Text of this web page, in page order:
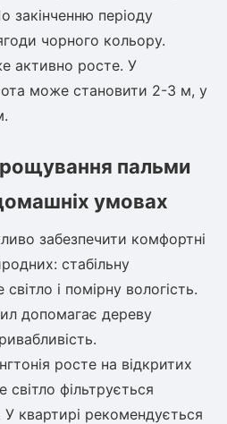
закінченню періоду
чорного кольору.
активно росте. У
може становити 2-3 м, у
пальми
умовах
забезпечити комфортні
стабільну
і помірну вологість.
допомагає дереву
росте на відкритих
фільтрується
квартирі рекомендується